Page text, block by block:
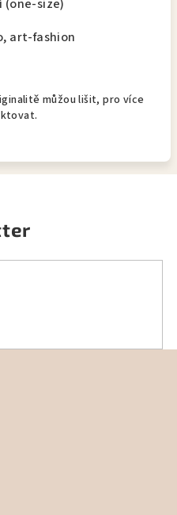
(one-size)
art-fashion
můžou lišit, pro více